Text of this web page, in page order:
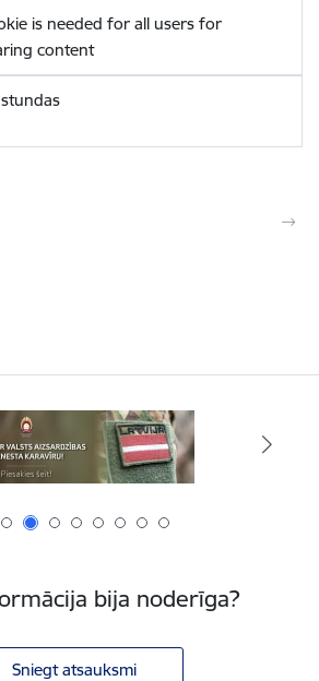
is needed for all users for
content
bija noderīga?
Sniegt atsauksmi